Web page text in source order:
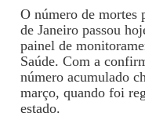
O número de mortes
de Janeiro passou
painel de
Saúde. Com a
número acumulado
março, quando foi
estado.